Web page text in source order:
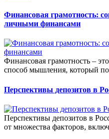
Финансовая грамотность:
личными финансами
Финансовая грамотность –
способ мышления, который
Перспективы депозитов в
Перспективы депозитов в
от множества факторов,